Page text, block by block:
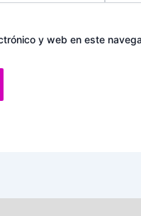
y web en este